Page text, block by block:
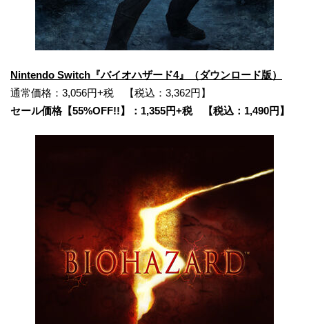
Nintendo Switch『バイオハザード4』（ダウンロード版）
通常価格：3,056円+税 【税込：3,362円】
セール価格【55%OFF!!】：1,355円+税 【税込：1,490円】